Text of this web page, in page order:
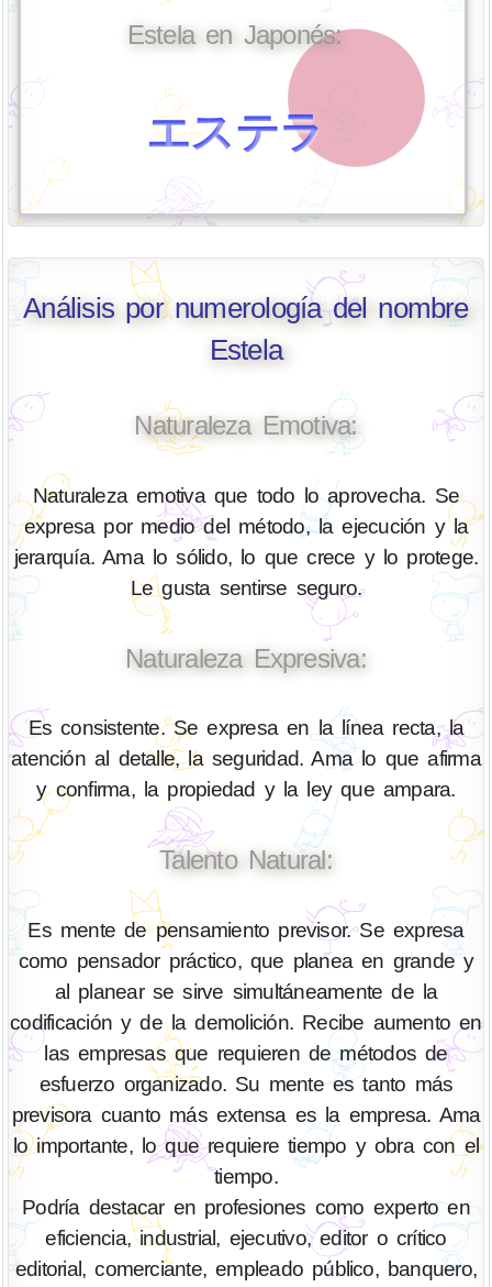
Estela en Japonés:
エステラ
Análisis por numerología del nombre
Estela
Naturaleza Emotiva:
Naturaleza emotiva que todo lo aprovecha. Se
expresa por medio del método, la ejecución y la
jerarquía. Ama lo sólido, lo que crece y lo protege.
Le gusta sentirse seguro.
Naturaleza Expresiva:
Es consistente. Se expresa en la línea recta, la
atención al detalle, la seguridad. Ama lo que afirma
y confirma, la propiedad y la ley que ampara.
Talento Natural:
Es mente de pensamiento previsor. Se expresa
como pensador práctico, que planea en grande y
al planear se sirve simultáneamente de la
codificación y de la demolición. Recibe aumento en
las empresas que requieren de métodos de
esfuerzo organizado. Su mente es tanto más
previsora cuanto más extensa es la empresa. Ama
lo importante, lo que requiere tiempo y obra con el
tiempo.
Podría destacar en profesiones como experto en
eficiencia, industrial, ejecutivo, editor o crítico
editorial, comerciante, empleado público, banquero,